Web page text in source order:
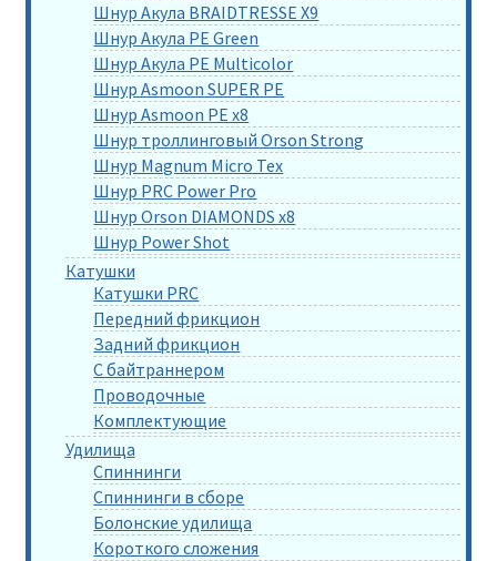
Шнур Акула BRAIDTRESSE X9
Шнур Акула PE Green
Шнур Акула PE Multicolor
Шнур Asmoon SUPER PE
Шнур Asmoon PE x8
Шнур троллинговый Orson Strong
Шнур Magnum Micro Tex
Шнур PRC Power Pro
Шнур Orson DIAMONDS x8
Шнур Power Shot
Катушки
Катушки PRC
Передний фрикцион
Задний фрикцион
С байтраннером
Проводочные
Комплектующие
Удилища
Спиннинги
Спиннинги в сборе
Болонские удилища
Короткого сложения